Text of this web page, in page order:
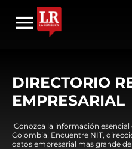
DIRECTORIO
EMPRESARIAL
¡Conozca la información
Colombia! Encuentre NIT,
datos empresarial mas grande